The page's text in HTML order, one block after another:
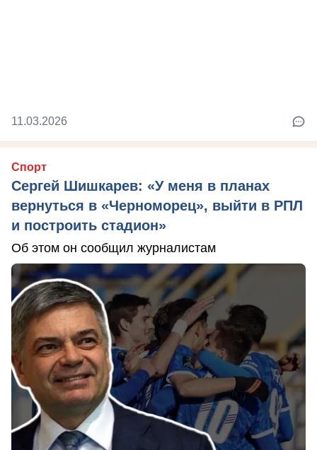
11.03.2026
Спорт
Сергей Шишкарев: «У меня в планах
вернуться в «Черноморец», выйти в РПЛ
и построить стадион»
Об этом он сообщил журналистам